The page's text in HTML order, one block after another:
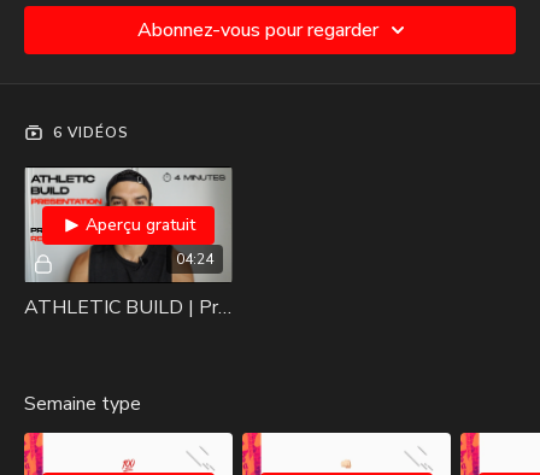
Abonnez-vous pour regarder
6 VIDÉOS
04:24
Aperçu gratuit
ATHLETIC BUILD | Présentation de la catégorie
Semaine type